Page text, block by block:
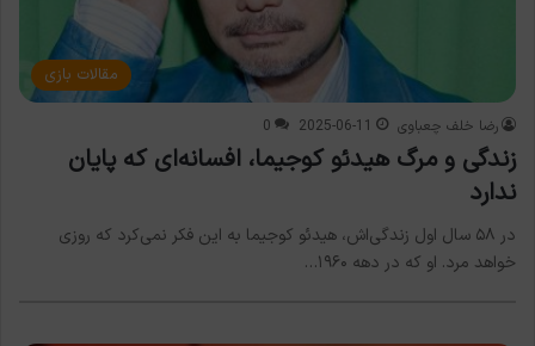
مقالات بازی
رضا خلف چعباوی 2025-06-11
0
زندگی و مرگ هیدئو کوجیما، افسانه‌ای که پایان
ندارد
در ۵۸ سال اول زندگی‌اش، هیدئو کوجیما به این فکر نمی‌کرد که روزی
خواهد مرد. او که در دهه ۱۹۶۰…